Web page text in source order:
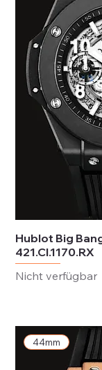
Hublot Big
421.CI.1170.RX
Nicht verfügbar
44mm